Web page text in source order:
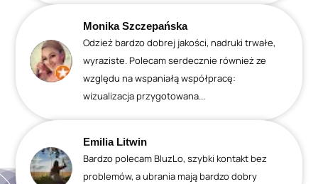
Monika Szczepańska
Odzież bardzo dobrej jakości, nadruki trwałe,
wyraziste. Polecam serdecznie również ze
względu na wspaniałą współpracę:
wizualizacja przygotowana...
Emilia Litwin
Bardzo polecam BluzLo, szybki kontakt bez
problemów, a ubrania mają bardzo dobry